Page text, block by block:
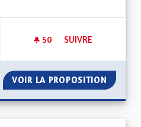
: Autres
50 50 ABONNÉS
SUIVRE
VOIR LA PROPOSITION